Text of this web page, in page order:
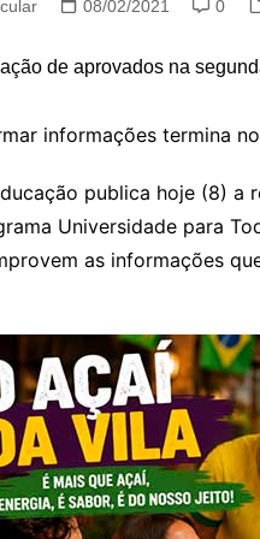
08/02/2021 0
informações termina
publica hoje (8) a
Universidade para
as informações